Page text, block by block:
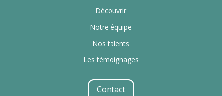
Découvrir
Notre équipe
Nos talents
Les témoignages
Contact